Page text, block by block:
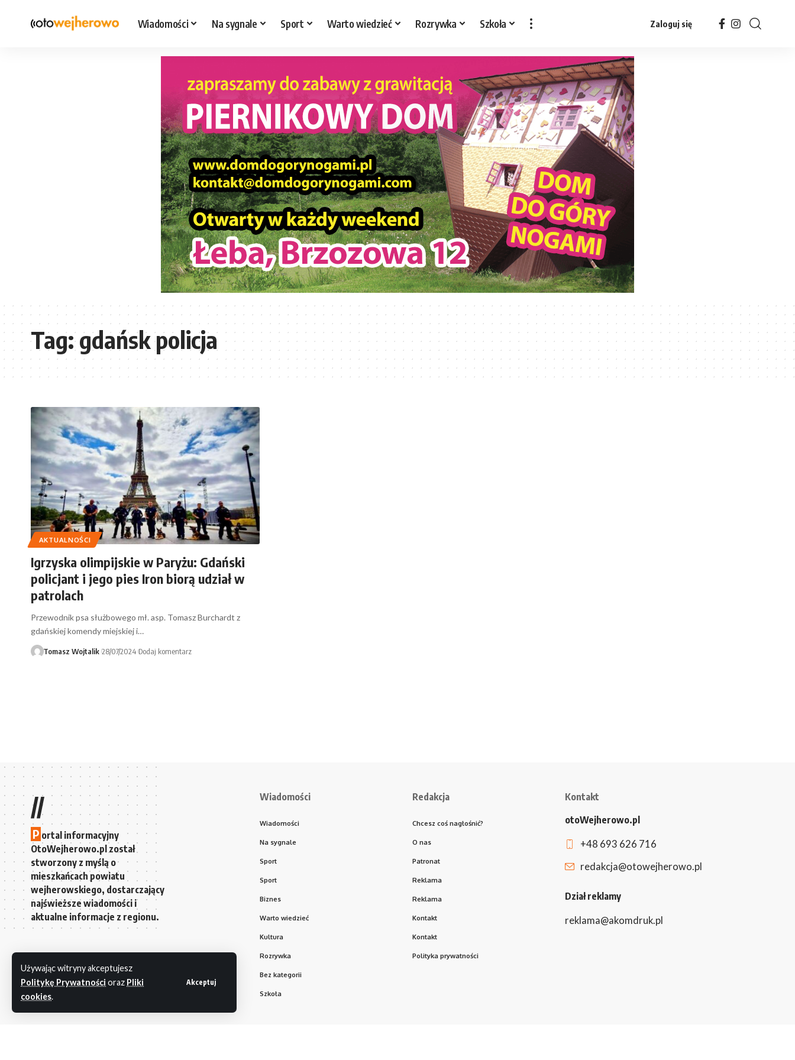
Używając witryny akceptujesz
Politykę Prywatności oraz Pliki
cookies.
Akceptuj
Wiadomości Na sygnale Sport Warto wiedzieć Rozrywka Szkoła Zaloguj się
Tag:gdańsk policja
AKTUALNOŚCI
Igrzyska olimpijskie w Paryżu: Gdański
policjant i jego pies Iron biorą udział w
patrolach
Przewodnik psa służbowego mł. asp. Tomasz Burchardt z
gdańskiej komendy miejskiej i…
Tomasz Wojtalik 28/07/2024 Dodaj komentarz
//
P ortal informacyjny
OtoWejherowo.pl został
stworzony z myślą o
mieszkańcach powiatu
wejherowskiego, dostarczający
najświeższe wiadomości i
aktualne informacje z regionu.
Wiadomości
Wiadomości
Na sygnale
Sport
Sport
Biznes
Warto wiedzieć
Kultura
Rozrywka
Bez kategorii
Szkoła
Redakcja
Chcesz coś nagłośnić?
O nas
Patronat
Reklama
Reklama
Kontakt
Kontakt
Polityka prywatności
Kontakt
otoWejherowo.pl
+48 693 626 716
redakcja@otowejherowo.pl
Dział reklamy
reklama@akomdruk.pl